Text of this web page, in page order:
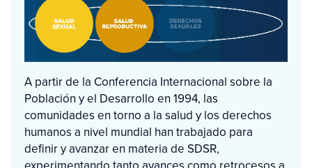
A partir de la Conferencia Internacional sobre la
Población y el Desarrollo en 1994, las
comunidades en torno a la salud y los derechos
humanos a nivel mundial han trabajado para
definir y avanzar en materia de SDSR,